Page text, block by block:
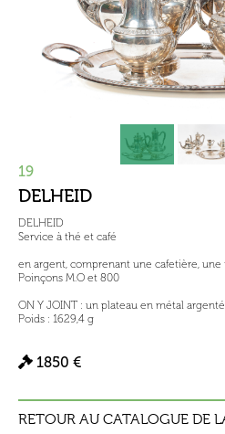
19
DELHEID
DELHEID
Service à thé et café
en argent, comprenant une cafetière,
Poinçons M.O et 800
ON Y JOINT : un plateau en métal
Poids : 1629,4 g
1850 €
RETOUR AU CATALOGUE DE